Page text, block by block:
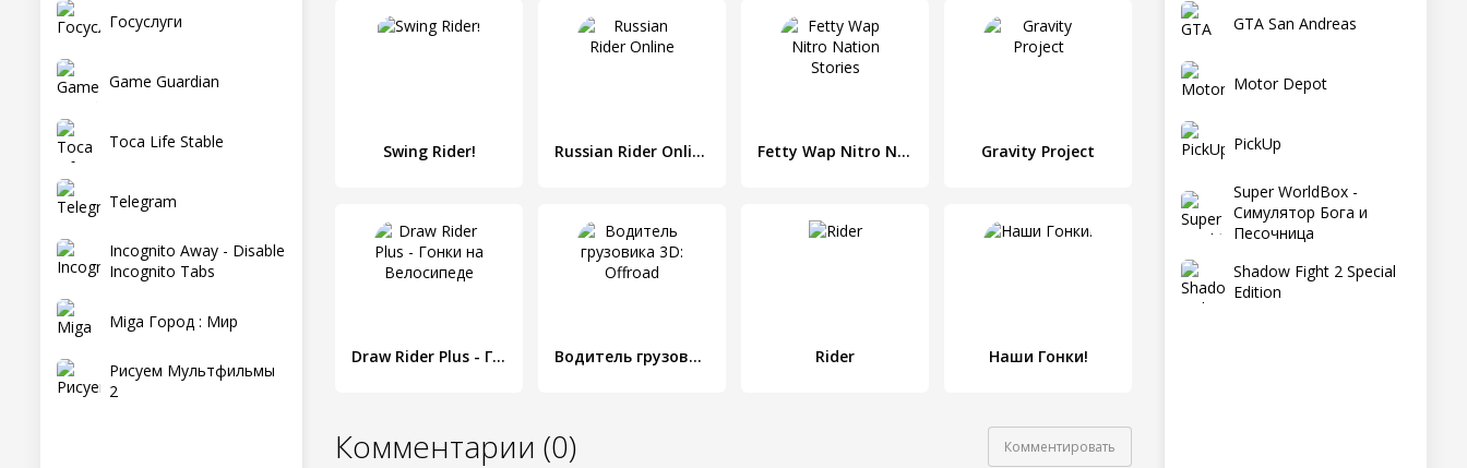
Госуслуги
Game Guardian
Toca Life Stable
Telegram
Incognito Away - Disable
Incognito Tabs
Miga Город : Мир
Рисуем Мультфильмы
2
GTA San Andreas
Motor Depot
PickUp
Super WorldBox -
Симулятор Бога и
Песочница
Shadow Fight 2 Special
Edition
Swing Rider! Russian Rider Online Fetty Wap Nitro Nation Stories Gravity Project
Draw Rider Plus - Гонки на Велосипеде Водитель грузовика 3D: Offroad Rider Наши Гонки!
Комментарии (0) Комментировать